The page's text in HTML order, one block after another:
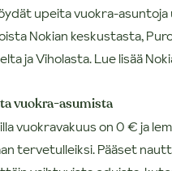
upeita vuokra-asuntoja
Nokian keskustasta,
ja Viholasta. Lue lisää
vuokra-asumista
vuokravakuus on 0 € ja
tervetulleiksi. Pääset